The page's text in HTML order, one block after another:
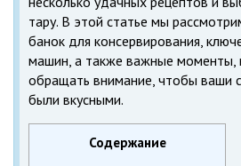
тару. В этой статье мы
банок для консервирования,
машин, а также важные моменты,
обращать внимание, чтобы ваши
были вкусными.
Содержание